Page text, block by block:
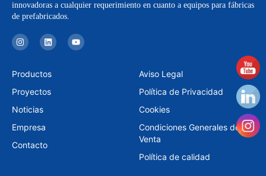
innovadoras a cualquier requerimiento en cuanto a equipos para fábricas
de prefabricados.
I
n
s
a
g
a
L
i
n
e
d
n
Y
o
u
Productos
Proyectos
Noticias
Empresa
Contacto
Aviso Legal
Política de Privacidad
Cookies
Condiciones Generales de
Venta
Política de calidad